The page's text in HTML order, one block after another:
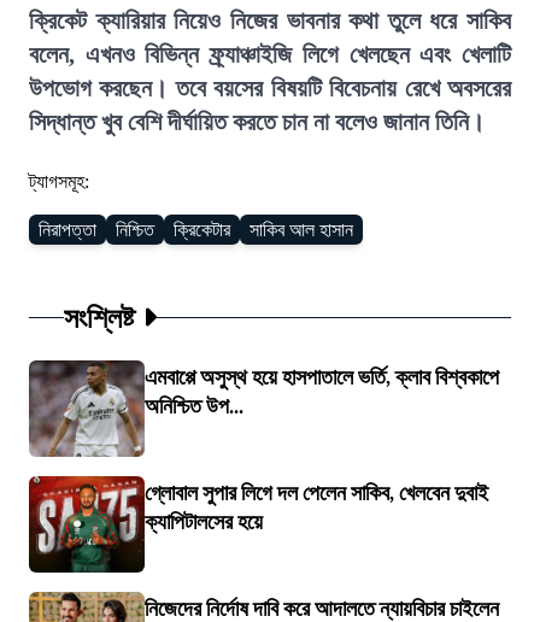
ক্রিকেট ক্যারিয়ার নিয়েও নিজের ভাবনার কথা তুলে ধরে সাকিব
বলেন, এখনও বিভিন্ন ফ্র্যাঞ্চাইজি লিগে খেলছেন এবং খেলাটি
উপভোগ করছেন। তবে বয়সের বিষয়টি বিবেচনায় রেখে অবসরের
সিদ্ধান্ত খুব বেশি দীর্ঘায়িত করতে চান না বলেও জানান তিনি।
ট্যাগসমূহ:
নিরাপত্তা নিশ্চিত ক্রিকেটার সাকিব আল হাসান
সংশ্লিষ্ট
এমবাপ্পে অসুস্থ হয়ে হাসপাতালে ভর্তি, ক্লাব বিশ্বকাপে
অনিশ্চিত উপ...
গ্লোবাল সুপার লিগে দল পেলেন সাকিব, খেলবেন দুবাই
ক্যাপিটালসের হয়ে
নিজেদের নির্দোষ দাবি করে আদালতে ন্যায়বিচার চাইলেন